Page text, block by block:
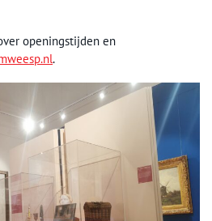
openingstijden en
.